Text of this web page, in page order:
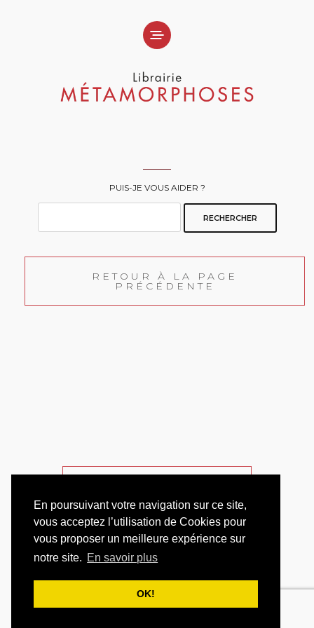
En poursuivant votre navigation sur ce site,
vous acceptez l’utilisation de Cookies pour
vous proposer un meilleure expérience sur
notre site. En savoir plus
OK!
PUIS-JE VOUS AIDER ?
RETOUR À LA PAGE
PRÉCÉDENTE